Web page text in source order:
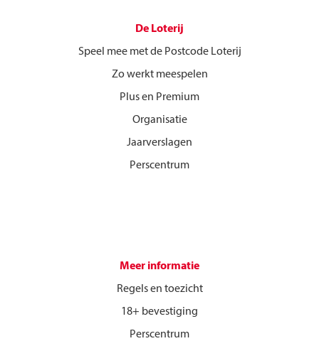
De Loterij
Speel mee met de Postcode Loterij
Zo werkt meespelen
Plus en Premium
Organisatie
Jaarverslagen
Perscentrum
Meer informatie
Regels en toezicht
18+ bevestiging
Perscentrum